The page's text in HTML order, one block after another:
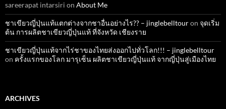
sareerapat intarsiri on About Me
ชาเขียวญี่ปุ่นแท้แตกต่างจากชาอื่นอย่างไร?? – jinglebelltouron จุดเริ่ม
ต้น การผลิตชาเขียวญี่ปุ่นแท้ ที่จังหวัด เชียงราย
ชาเขียวญี่ปุ่นแท้จากไร่ชาของไทยส่งออกไปทั่วโลก!!! – jinglebelltour
on ครั้งแรกของโลก มารุเซ็น ผลิตชาเขียวญี่ปุ่นแท้ จากญี่ปุ่นสู่เมืองไทย
ARCHIVES